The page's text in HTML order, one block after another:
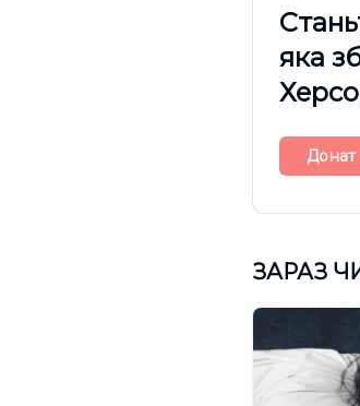
яка
Донат
ЗАРАЗ